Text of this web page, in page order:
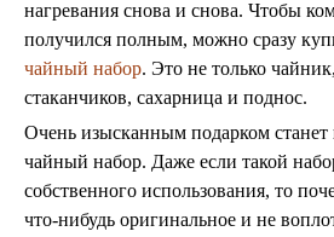
нагревания снова и снова. Чтобы
получился полным, можно сразу
чайный набор. Это не только
стаканчиков, сахарница и поднос.
Очень изысканным подарком
чайный набор. Даже если такой
собственного использования, то
что-нибудь оригинальное и не